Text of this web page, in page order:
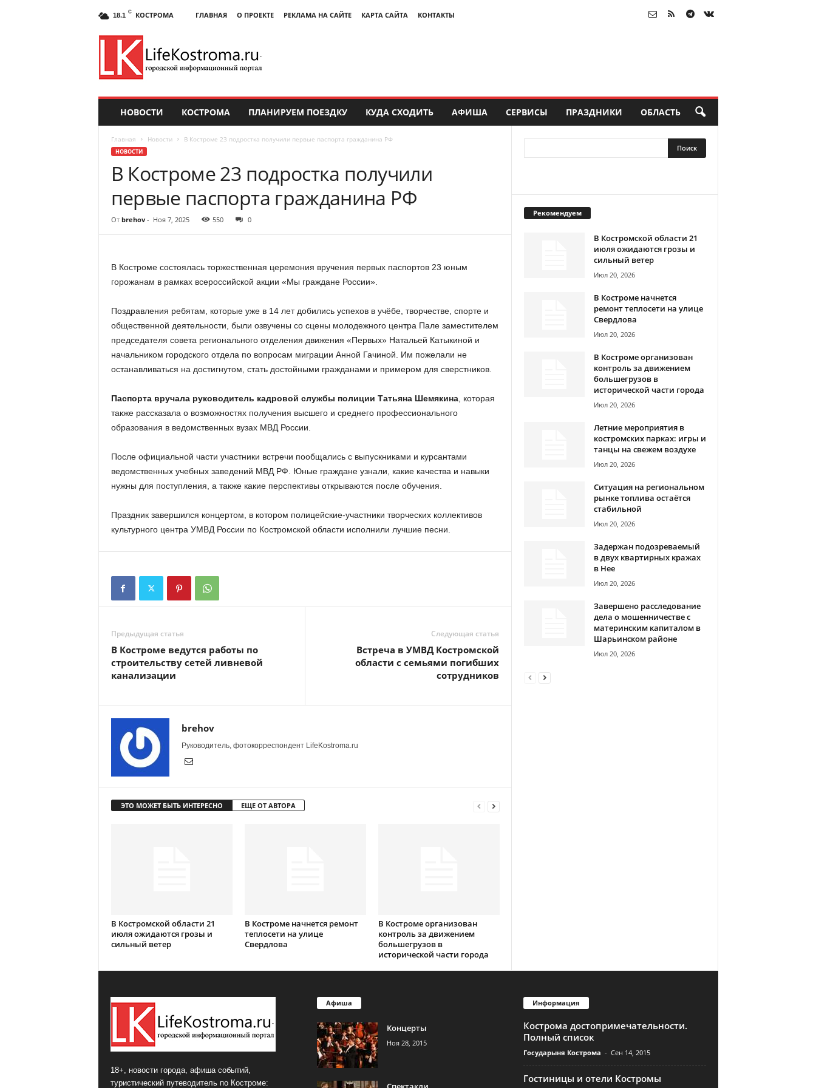
18.1 C КОСТРОМА ГЛАВНАЯ О ПРОЕКТЕ РЕКЛАМА НА САЙТЕ КАРТА САЙТА КОНТАКТЫ
НОВОСТИ КОСТРОМА ПЛАНИРУЕМ ПОЕЗДКУ КУДА СХОДИТЬ АФИША СЕРВИСЫ ПРАЗДНИКИ ОБЛАСТЬ
Главная Новости В Костроме 23 подростка получили первые паспорта гражданина РФ
НОВОСТИ
В Костроме 23 подростка получили
первые паспорта гражданина РФ
От brehov- Ноя 7, 2025 550 0
В Костроме состоялась торжественная церемония вручения первых паспортов 23 юным
горожанам в рамках всероссийской акции «Мы граждане России».
Поздравления ребятам, которые уже в 14 лет добились успехов в учёбе, творчестве, спорте и
общественной деятельности, были озвучены со сцены молодежного центра Пале заместителем
председателя совета регионального отделения движения «Первых» Натальей Катыкиной и
начальником городского отдела по вопросам миграции Анной Гачиной. Им пожелали не
останавливаться на достигнутом, стать достойными гражданами и примером для сверстников.
Паспорта вручала руководитель кадровой службы полиции Татьяна Шемякина, которая
также рассказала о возможностях получения высшего и среднего профессионального
образования в ведомственных вузах МВД России.
После официальной части участники встречи пообщались с выпускниками и курсантами
ведомственных учебных заведений МВД РФ. Юные граждане узнали, какие качества и навыки
нужны для поступления, а также какие перспективы открываются после обучения.
Праздник завершился концертом, в котором полицейские-участники творческих коллективов
культурного центра УМВД России по Костромской области исполнили лучшие песни.
Предыдущая статья
В Костроме ведутся работы по
строительству сетей ливневой
канализации
Следующая статья
Встреча в УМВД Костромской
области с семьями погибших
сотрудников
brehov
Руководитель, фотокорреспондент LifeKostroma.ru
ЭТО МОЖЕТ БЫТЬ ИНТЕРЕСНО ЕЩЕ ОТ АВТОРА
В Костромской области 21
июля ожидаются грозы и
сильный ветер
В Костроме начнется ремонт
теплосети на улице
Свердлова
В Костроме организован
контроль за движением
большегрузов в
исторической части города
Рекомендуем
В Костромской области 21
июля ожидаются грозы и
сильный ветер
Июл 20, 2026
В Костроме начнется
ремонт теплосети на улице
Свердлова
Июл 20, 2026
В Костроме организован
контроль за движением
большегрузов в
исторической части города
Июл 20, 2026
Летние мероприятия в
костромских парках: игры и
танцы на свежем воздухе
Июл 20, 2026
Ситуация на региональном
рынке топлива остаётся
стабильной
Июл 20, 2026
Задержан подозреваемый
в двух квартирных кражах
в Нее
Июл 20, 2026
Завершено расследование
дела о мошенничестве с
материнским капиталом в
Шарьинском районе
Июл 20, 2026
18+, новости города, афиша событий,
туристический путеводитель по Костроме:
Афиша
Концерты
Ноя 28, 2015
Информация
Кострома достопримечательности.
Полный список
Государыня Кострома - Сен 14, 2015
Гостиницы и отели Костромы